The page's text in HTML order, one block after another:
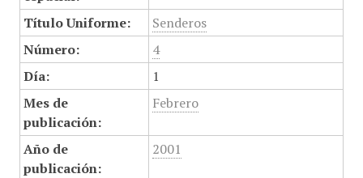
Título Uniforme:
Senderos
Número:
4
Día:
1
Mes de
publicación:
Febrero
Año de
publicación:
2001